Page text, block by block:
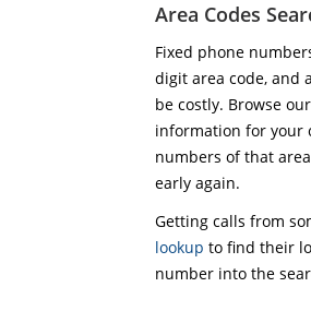
Area Codes
Fixed phone
digit area code, and
be costly. Browse
information for your
numbers of that
early again.
Getting calls from
lookup to find their
number into the